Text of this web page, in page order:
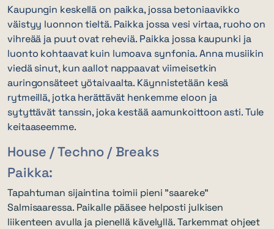
Kaupungin keskellä on paikka, jossa betoniaavikko
väistyy luonnon tieltä. Paikka jossa vesi virtaa, ruoho on
vihreää ja puut ovat reheviä. Paikka jossa kaupunki ja
luonto kohtaavat kuin lumoava synfonia. Anna musiikin
viedä sinut, kun aallot nappaavat viimeisetkin
auringonsäteet yötaivaalta. Käynnistetään kesä
rytmeillä, jotka herättävät henkemme eloon ja
sytyttävät tanssin, joka kestää aamunkoittoon asti. Tule
keitaaseemme.
House / Techno / Breaks
Paikka:
Tapahtuman sijaintina toimii pieni "saareke"
Salmisaaressa. Paikalle pääsee helposti julkisen
liikenteen avulla ja pienellä kävelyllä. Tarkemmat ohjeet